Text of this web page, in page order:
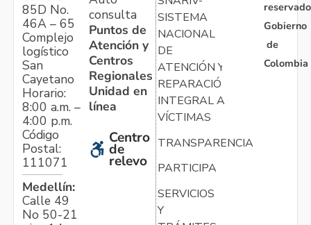
85D No.
46A – 65
Complejo
logístico
San
Cayetano
Horario:
8:00 a.m. –
4:00 p.m.
Código
Postal:
111071
Medellín:
Calle 49
No 50-21
consulta
Puntos de
Atención y
Centros
Regionales
Unidad en
línea
Centro
de
relevo
SISTEMA
NACIONAL
DE
ATENCIÓN Y
REPARACIÓN
INTEGRAL A
VÍCTIMAS
TRANSPARENCIA
PARTICIPA
SERVICIOS
Y
Gobierno
de
Colombia